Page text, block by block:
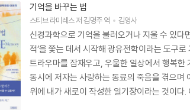
기억을 바꾸는 법
스티브 라미레스저김명주역 김영사
신경과학으로 기억을 불러오거나 지울 수 있다
적’을 쫓는 데서 시작해 광유전학이라는 도구
트라우마를 잠재우고, 우울한 일상에서 행복한
동시에 저자는 사랑하는 동료의 죽음을 겪으며
위에 내가 새로이 작성한 일기장이라는 것이다
중한 사건과 사람들을 어떻게 간직하고 떠나